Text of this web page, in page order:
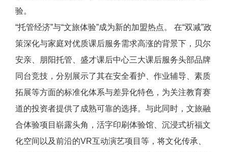
验。
“托管经济”与“文旅体验”成为新的加盟热点。 在“双减”政
策深化与家庭对优质课后服务需求高涨的背景下，贝尔
安亲、朋阳托管、盛才课后中心三大课后服务头部品牌
同台竞技，分别展示了其在安全看护、作业辅导、素质
拓展等方面的标准化体系与差异化特色，为关注教育赛
道的投资者提供了成熟可靠的选择。与此同时，文旅融
合体验项目崭露头角，活字印刷体验馆、沉浸式祈福文
化空间以及前沿的VR互动演艺项目等，将文化传承、